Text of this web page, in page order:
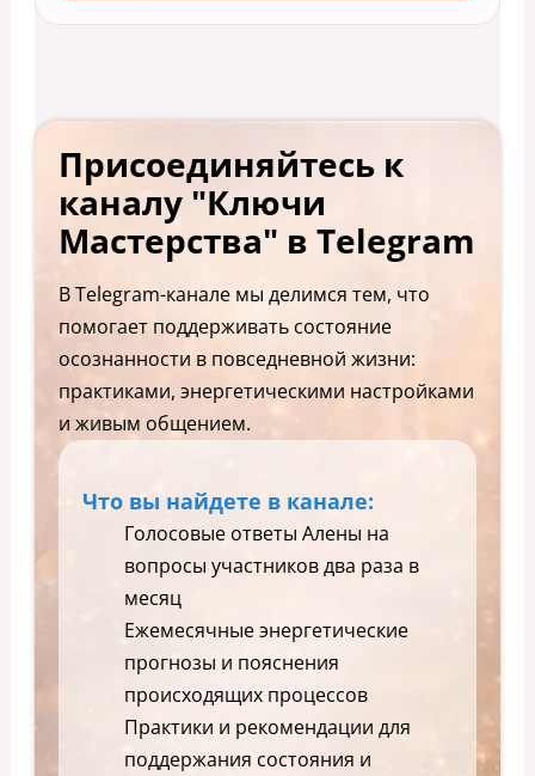
Присоединяйтесь к
каналу "Ключи
Мастерства" в Telegram
В Telegram-канале мы делимся тем, что
помогает поддерживать состояние
осознанности в повседневной жизни:
практиками, энергетическими настройками
и живым общением.
Что вы найдете в канале:
Голосовые ответы Алены на
вопросы участников два раза в
месяц
Ежемесячные энергетические
прогнозы и пояснения
происходящих процессов
Практики и рекомендации для
поддержания состояния и